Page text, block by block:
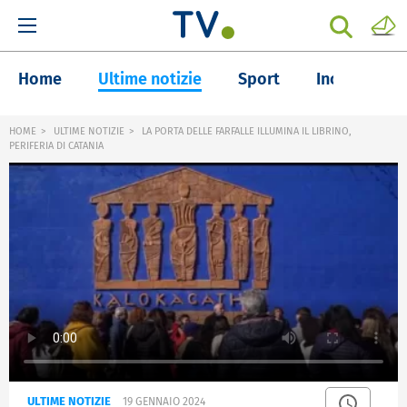
Home Ultime notizie Sport Inchieste
HOME ULTIME NOTIZIE
LA PORTA DELLE FARFALLE ILLUMINA IL LIBRINO,
PERIFERIA DI CATANIA
ULTIME NOTIZIE 19 GENNAIO 2024